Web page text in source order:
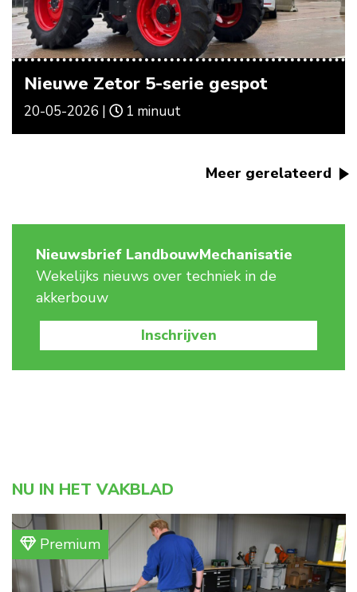
Nieuwe Zetor 5-serie gespot
20-05-2026 | 1 minuut
Meer gerelateerd
Nieuwsbrief LandbouwMechanisatie
Wekelijks nieuws over techniek in de
akkerbouw
Inschrijven
NU IN HET VAKBLAD
Premium